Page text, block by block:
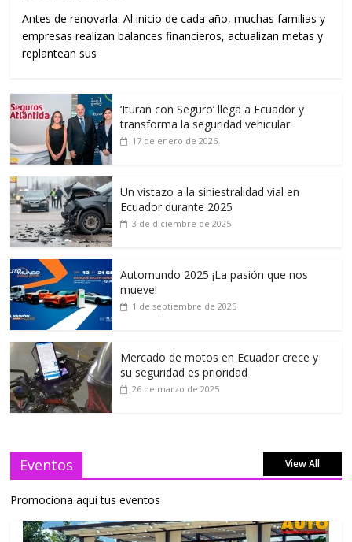
Antes de renovarla. Al inicio de cada año, muchas familias y
empresas realizan balances financieros, actualizan metas y
replantean sus
‘Ituran con Seguro’ llega a Ecuador y
transforma la seguridad vehicular
17 de enero de 2026
Un vistazo a la siniestralidad vial en
Ecuador durante 2025
3 de diciembre de 2025
Automundo 2025 ¡La pasión que nos
mueve!
1 de septiembre de 2025
Mercado de motos en Ecuador crece y
su seguridad es prioridad
26 de marzo de 2025
Eventos View All
Promociona aquí tus eventos